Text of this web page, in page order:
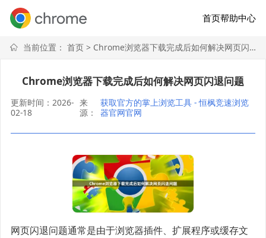
首页帮助中心
当前位置： 首页> Chrome浏览器下载完成后如何解决网页闪退问题
Chrome浏览器下载完成后如何解决网页闪退问题
更新时间：2026-
02-18
来
源：
获取官方的掌上浏览工具 - 恒枫竞速浏览
器官网官网
网页闪退问题通常是由于浏览器插件、扩展程序或缓存文